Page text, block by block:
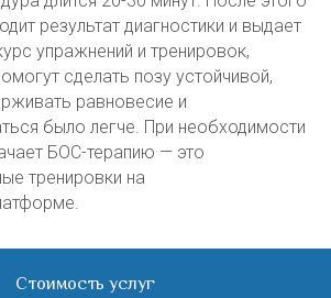
результат диагностики и выдает
упражнений и тренировок,
сделать позу устойчивой,
равновесие и
было легче. При необходимости
БОС-терапию — это
тренировки на
Стоимость услуг